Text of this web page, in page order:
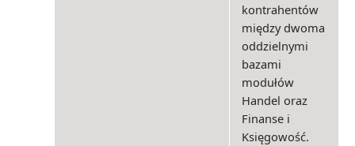
kontrahentów
między dwoma
oddzielnymi
bazami
modułów
Handel oraz
Finanse i
Księgowość.